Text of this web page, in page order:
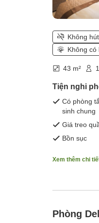
Không
Không có
43 m²
Tiện nghi
Có phòng
sinh chung
Giá treo
Bồn sục
Xem thêm chi
Phòng